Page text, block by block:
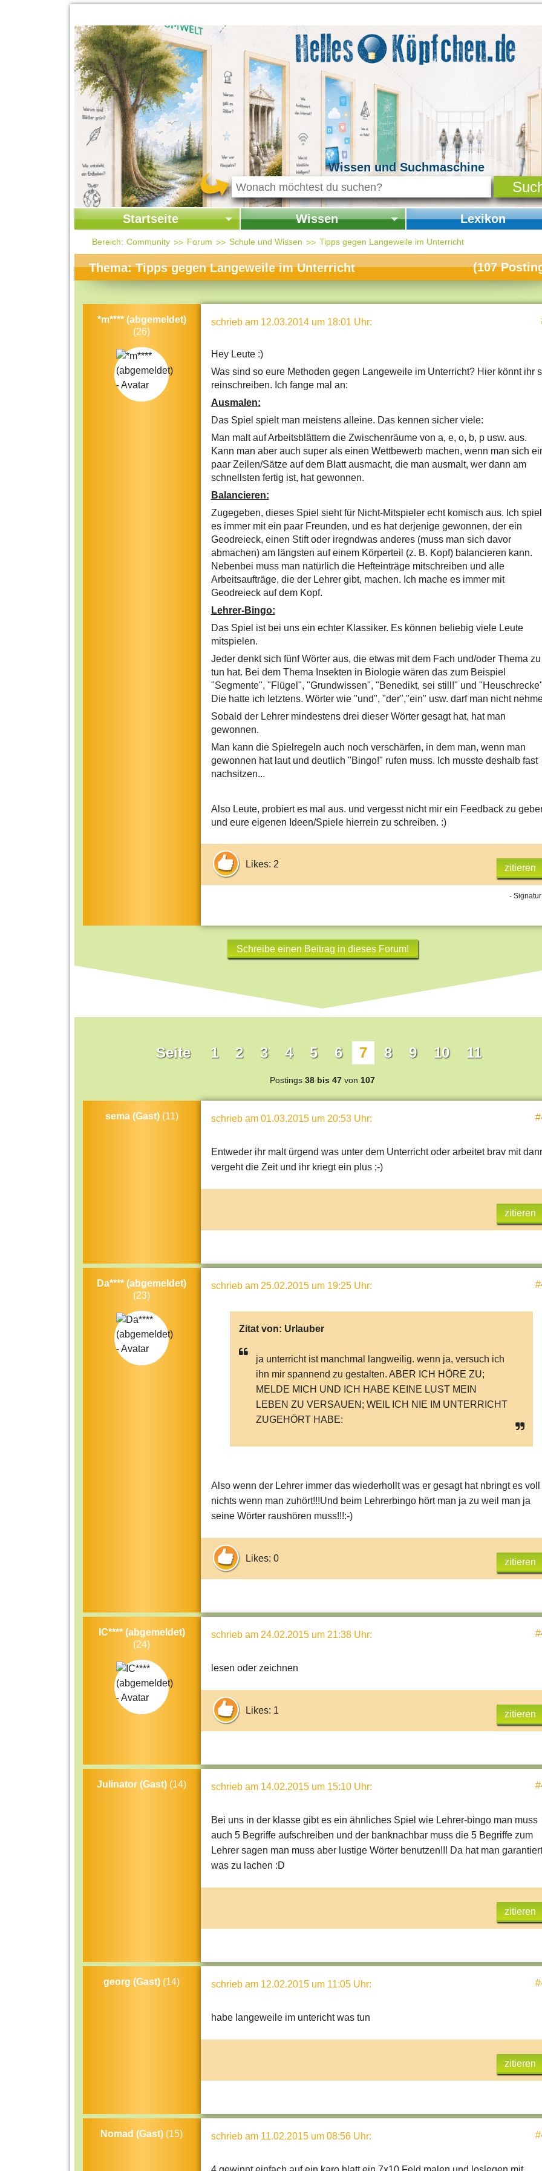
Wissen und Suchmaschine
Startseite
Startseite
Kontakt
Themen-Specials
Häufig gesucht
Beliebte Artikel
Wissen
Startseite Wissen
Geschichte & Kultur
Kolumne
Mensch & Natur
Gesellschaft & Politik
Universum
Kunst
Technik
Länderlexikon
Fragen und Antworten
Lexikon
Startseite Lexikon
Bereich: Community Forum Schule und Wissen Tipps gegen Langeweile im Unterricht
Thema: Tipps gegen Langeweile im Unterricht (107
*m**** (abgemeldet)
(26)
schrieb am 12.03.2014 um 18:01 Uhr:
Hey Leute :)
Was sind so eure Methoden gegen Langeweile im Unterricht? Hier könnt ihr
reinschreiben. Ich fange mal an:
Ausmalen:
Das Spiel spielt man meistens alleine. Das kennen sicher viele:
Man malt auf Arbeitsblättern die Zwischenräume von a, e, o, b, p usw. aus.
Kann man aber auch super als einen Wettbewerb machen, wenn man sich
paar Zeilen/Sätze auf dem Blatt ausmacht, die man ausmalt, wer dann am
schnellsten fertig ist, hat gewonnen.
Balancieren:
Zugegeben, dieses Spiel sieht für Nicht-Mitspieler echt komisch aus. Ich
es immer mit ein paar Freunden, und es hat derjenige gewonnen, der ein
Geodreieck, einen Stift oder iregndwas anderes (muss man sich davor
abmachen) am längsten auf einem Körperteil (z. B. Kopf) balancieren kann.
Nebenbei muss man natürlich die Hefteinträge mitschreiben und alle
Arbeitsaufträge, die der Lehrer gibt, machen. Ich mache es immer mit
Geodreieck auf dem Kopf.
Lehrer-Bingo:
Das Spiel ist bei uns ein echter Klassiker. Es können beliebig viele Leute
mitspielen.
Jeder denkt sich fünf Wörter aus, die etwas mit dem Fach und/oder Thema zu
tun hat. Bei dem Thema Insekten in Biologie wären das zum Beispiel
"Segmente", "Flügel", "Grundwissen", "Benedikt, sei still!" und
Die hatte ich letztens. Wörter wie "und", "der","ein" usw. darf man nicht
Sobald der Lehrer mindestens drei dieser Wörter gesagt hat, hat man
gewonnen.
Man kann die Spielregeln auch noch verschärfen, in dem man, wenn man
gewonnen hat laut und deutlich "Bingo!" rufen muss. Ich musste deshalb fast
nachsitzen...
Also Leute, probiert es mal aus. und vergesst nicht mir ein Feedback zu
und eure eigenen Ideen/Spiele hierrein zu schreiben. :)
Likes: 2 zitieren
-
Schreibe einen Beitrag in dieses Forum!
Seite 1 2 3 4 5 6 7 8 9 10 11
Postings 38 bis 47 von 107
sema (Gast)(11) schrieb am 01.03.2015 um 20:53 Uhr:
Entweder ihr malt ürgend was unter dem Unterricht oder arbeitet brav mit
vergeht die Zeit und ihr kriegt ein plus ;-)
zitieren
Da**** (abgemeldet)
(23)
schrieb am 25.02.2015 um 19:25 Uhr:
Zitat von: Urlauber
ja unterricht ist manchmal langweilig. wenn ja, versuch ich
ihn mir spannend zu gestalten. ABER ICH HÖRE ZU;
MELDE MICH UND ICH HABE KEINE LUST MEIN
LEBEN ZU VERSAUEN; WEIL ICH NIE IM UNTERRICHT
ZUGEHÖRT HABE:
Also wenn der Lehrer immer das wiederhollt was er gesagt hat nbringt es voll
nichts wenn man zuhört!!!Und beim Lehrerbingo hört man ja zu weil man ja
seine Wörter raushören muss!!!:-)
Likes: 0 zitieren
IC**** (abgemeldet)
(24)
schrieb am 24.02.2015 um 21:38 Uhr:
lesen oder zeichnen
Likes: 1 zitieren
Julinator (Gast) (14) schrieb am 14.02.2015 um 15:10 Uhr:
Bei uns in der klasse gibt es ein ähnliches Spiel wie Lehrer-bingo man muss
auch 5 Begriffe aufschreiben und der banknachbar muss die 5 Begriffe zum
Lehrer sagen man muss aber lustige Wörter benutzen!!! Da hat man garantiert
was zu lachen :D
zitieren
georg (Gast) (14) schrieb am 12.02.2015 um 11:05 Uhr:
habe langeweile im untericht was tun
zitieren
Nomad (Gast) (15) schrieb am 11.02.2015 um 08:56 Uhr: